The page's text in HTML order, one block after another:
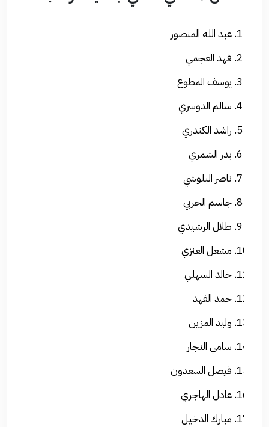
عبد الله المنصور
فهد العجمي
يوسف المطوع
سالم الدوسري
راشد الكندري
بدر الشمري
ناصر البلوشي
جاسم الحربي
طلال الرشيدي
مشعل العنزي
خالد السهلي
حمد الفهد
وليد المزين
سامي النجار
فيصل السعدون
عادل الهاجري
مبارك الدخيل